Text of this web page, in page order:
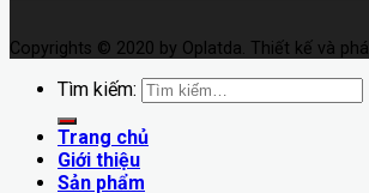
Copyrights © 2020 by Oplatda. Thiết kế và
Tìm kiếm:
Trang chủ
Giới thiệu
Sản phẩm